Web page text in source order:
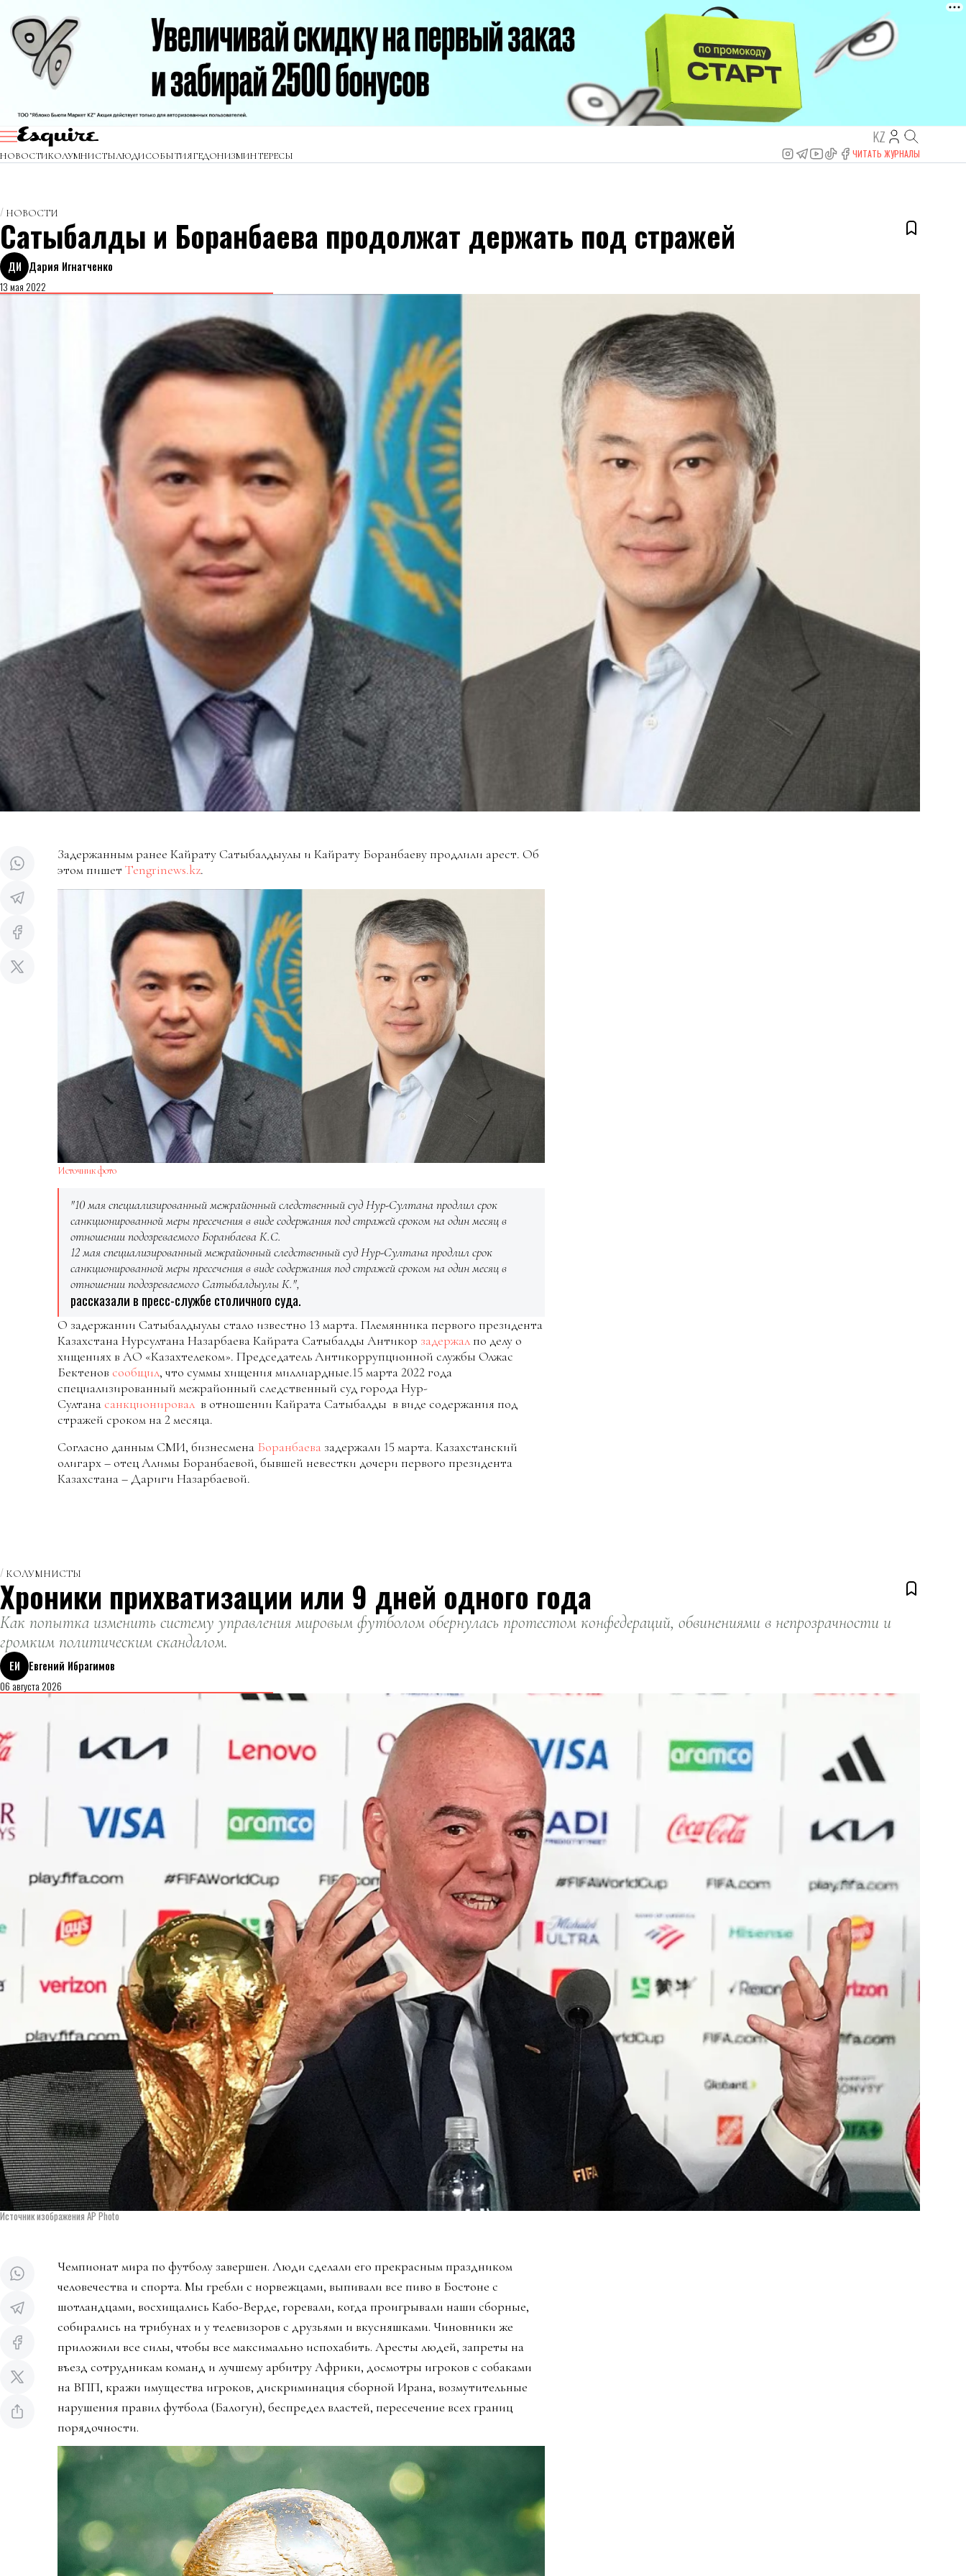
KZ
НОВОСТИКОЛУМНИСТЫЛЮДИСОБЫТИЯГЕДОНИЗМИНТЕРЕСЫ ЧИТАТЬ ЖУРНАЛЫ
НОВОСТИ
Сатыбалды и Боранбаева продолжат держать под стражей
ДИ Дария Игнатченко
13 мая 2022
Задержанным ранее Кайрату Сатыбалдыулы и Кайрату Боранбаеву продлили арест. Об
этом пишет Tengrinews.kz.
Источник фото
"10 мая специализированный межрайонный следственный суд Нур-Султана продлил срок
санкционированной меры пресечения в виде содержания под стражей сроком на один месяц в
отношении подозреваемого Боранбаева К.С.
12 мая специализированный межрайонный следственный суд Нур-Султана продлил срок
санкционированной меры пресечения в виде содержания под стражей сроком на один месяц в
отношении подозреваемого Сатыбалдыулы К.",
рассказали в пресс-службе столичного суда.
О задержании Сатыбалдыулы стало известно 13 марта. Племянника первого президента
Казахстана Нурсултана Назарбаева Кайрата Сатыбалды Антикор задержал по делу о
хищениях в АО «Казахтелеком». Председатель Антикоррупционной службы Олжас
Бектенов сообщил, что суммы хищения миллиардные.15 марта 2022 года
специализированный межрайонный следственный суд города Нур-
Султана санкционировал в отношении Кайрата Сатыбалды в виде содержания под
стражей сроком на 2 месяца.
Согласно данным СМИ, бизнесмена Боранбаева задержали 15 марта. Казахстанский
олигарх – отец Алимы Боранбаевой, бывшей невестки дочери первого президента
Казахстана – Дариги Назарбаевой.
КОЛУМНИСТЫ
Хроники прихватизации или 9 дней одного года
Как попытка изменить систему управления мировым футболом обернулась протестом конфедераций, обвинениями в непрозрачности и
громким политическим скандалом.
ЕИ
Евгений Ибрагимов
06 августа 2026
Источник изображения AP Photo
Чемпионат мира по футболу завершен. Люди сделали его прекрасным праздником
человечества и спорта. Мы гребли с норвежцами, выпивали все пиво в Бостоне с
шотландцами, восхищались Кабо-Верде, горевали, когда проигрывали наши сборные,
собирались на трибунах и у телевизоров с друзьями и вкусняшками. Чиновники же
приложили все силы, чтобы все максимально испохабить. Аресты людей, запреты на
въезд сотрудникам команд и лучшему арбитру Африки, досмотры игроков с собаками
на ВПП, кражи имущества игроков, дискриминация сборной Ирана, возмутительные
нарушения правил футбола (Балогун), беспредел властей, пересечение всех границ
порядочности.